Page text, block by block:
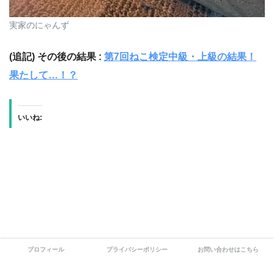
実家のにゃんず
(追記) その後の結果 : 第7回ねこ検定中級・上級の結果！
果たして…！？
いいね:
プロフィール プライバシーポリシー お問い合わせはこちら